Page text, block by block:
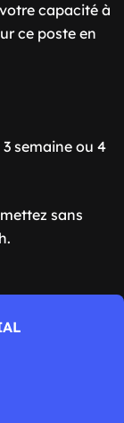
capacité à
ce poste en
semaine ou 4
sans